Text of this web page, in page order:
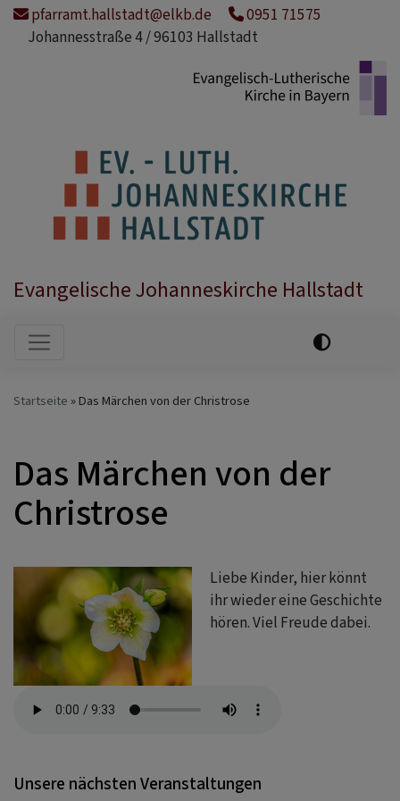
Direktpfarramt.hallstadt@elkb.de
0951 71575
Johannesstraße 4 / 96103 Hallstadt
Evangelische Johanneskirche Hallstadt
Hauptnavigation
Startseite Das Märchen von der Christrose
Das Märchen von der
Christrose
Liebe Kinder, hier könnt
ihr wieder eine Geschichte
hören. Viel Freude dabei.
Unsere nächsten Veranstaltungen